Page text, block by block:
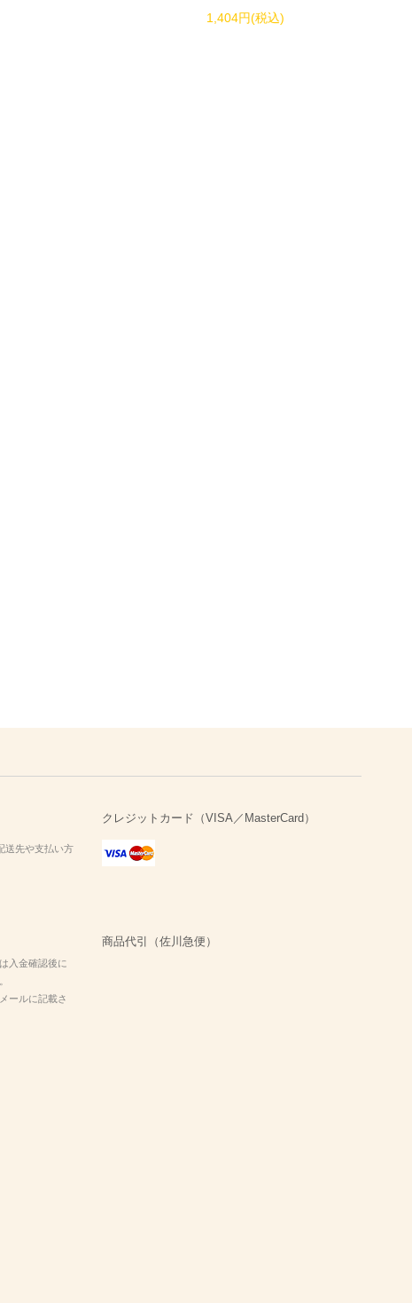
1,404円(税込)
送先や支払い方
クレジットカード（VISA／MasterCard）
入金確認後に
ールに記載さ
商品代引（佐川急便）